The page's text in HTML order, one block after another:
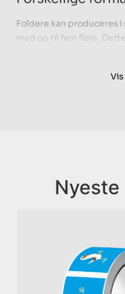
Foldere kan produceres
med op til fem fløje.
med flere fold, er
Fordele ved
Foldere er fleksible i
forening, kan foldere
brandbevidstheden. De
tydeligt. Hos pro-
fremstår professionelle